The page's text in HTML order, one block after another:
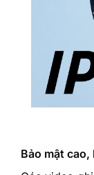
Bảo mật